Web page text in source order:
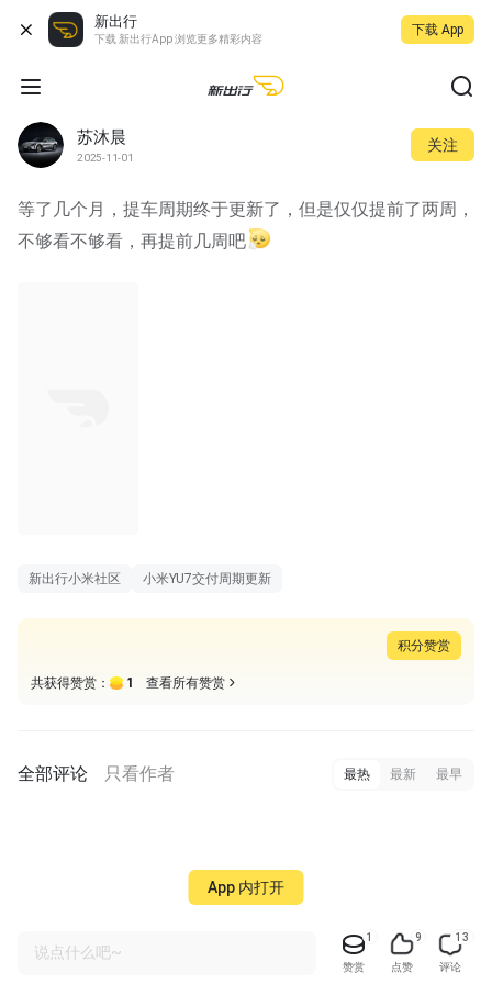
新出行
下载 新出行App 浏览更多精彩内容
下载 App
苏沐晨
2025-11-01
关注
等了几个月，提车周期终于更新了，但是仅仅提前了两周，
不够看不够看，再提前几周吧
新出行小米社区 小米YU7交付周期更新
积分赞赏
共获得赞赏： 1 查看所有赞赏
全部评论 只看作者 最热 最新 最早
说点什么吧~
1
赞赏
9
点赞
13
评论
App 内打开